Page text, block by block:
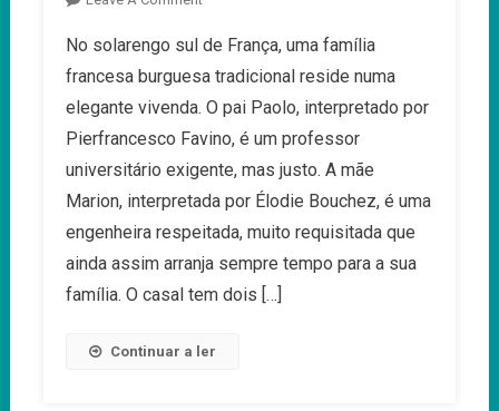
–
26ª
Festa
Cinema
Francês
No solarengo sul de França, uma família
francesa burguesa tradicional reside numa
elegante vivenda. O pai Paolo, interpretado por
Pierfrancesco Favino, é um professor
universitário exigente, mas justo. A mãe
Marion, interpretada por Élodie Bouchez, é uma
engenheira respeitada, muito requisitada que
ainda assim arranja sempre tempo para a sua
família. O casal tem dois […]
Continuar a ler